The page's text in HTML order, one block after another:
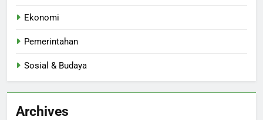
Ekonomi
Pemerintahan
Sosial & Budaya
Archives